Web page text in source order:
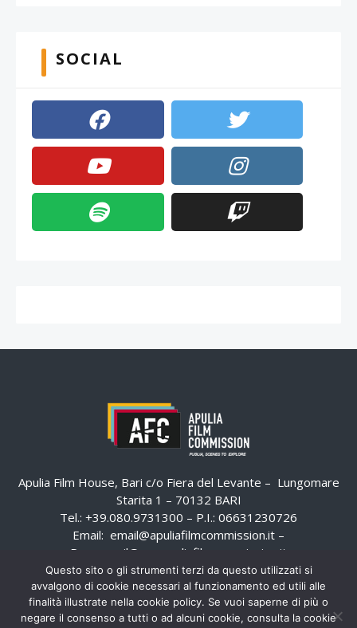
SOCIAL
Apulia Film House, Bari c/o Fiera del Levante – Lungomare
Starita 1 – 70132 BARI
Tel.: +39.080.9731300 – P.I.: 06631230726
Email: email@apuliafilmcommission.it –
Pec:
email@pec.apuliafilmcommission.it
Questo sito o gli strumenti terzi da questo utilizzati si
avvalgono di cookie necessari al funzionamento ed utili alle
finalità illustrate nella cookie policy. Se vuoi saperne di più o
negare il consenso a tutti o ad alcuni cookie, consulta la cookie